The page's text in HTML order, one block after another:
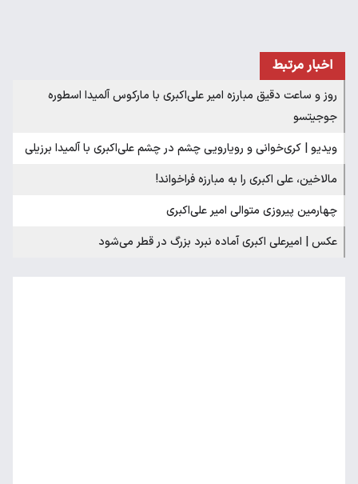
اخبار مرتبط
روز و ساعت دقیق مبارزه امیر علی‌اکبری با مارکوس آلمیدا اسطوره
جوجیتسو
ویدیو | کری‌خوانی و رویارویی چشم در چشم علی‌اکبری با آلمیدا برزیلی
مالاخین، علی اکبری را به مبارزه فراخواند!
چهارمین پیروزی متوالی امیر علی‌اکبری
عکس | امیرعلی اکبری آماده نبرد بزرگ در قطر می‌شود